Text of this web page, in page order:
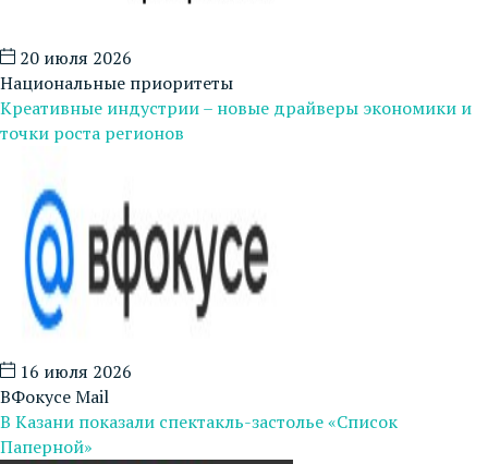
20 июля 2026
Национальные приоритеты
Креативные индустрии – новые драйверы экономики и
точки роста регионов
16 июля 2026
ВФокусе Mail
В Казани показали спектакль-застолье «Список
Паперной»